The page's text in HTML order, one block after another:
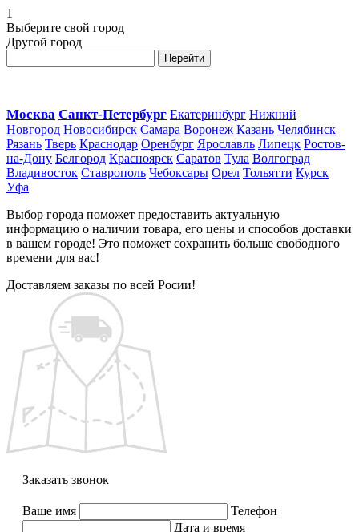
1
Выберите свой город
Другой город
Перейти
Москва Санкт-Петербург Екатеринбург Нижний
Новгород Новосибирск Самара Воронеж Казань Челябинск
Рязань Тверь Краснодар Оренбург Ярославль Липецк Ростов-
на-Дону Белгород Красноярск Саратов Тула Волгоград
Владивосток Ставрополь Чебоксары Орел Тольятти Курск
Уфа
Выбор города поможет предоставить актуальную
информацию о наличии товара, его цены и способов доставки
в вашем городе! Это поможет сохранить больше свободного
времени для вас!
Доставляем заказы по всей Росии!
Заказать звонок
Ваше имя
Телефон
Дата и время